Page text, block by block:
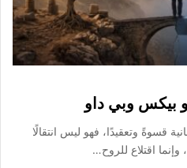
بيكس وبي داو
قسوةً وتعقيدًا، فهو ليس انتقالًا
اقتلاع للروح…